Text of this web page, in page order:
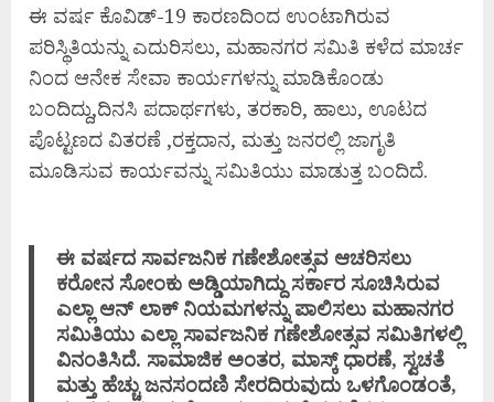
ಈ ವರ್ಷ ಕೊವಿಡ್-19 ಕಾರಣದಿಂದ ಉಂಟಾಗಿರುವ
ಪರಿಸ್ಥಿತಿಯನ್ನು ಎದುರಿಸಲು, ಮಹಾನಗರ ಸಮಿತಿ ಕಳೆದ ಮಾರ್ಚ
ನಿಂದ ಆನೇಕ ಸೇವಾ ಕಾರ್ಯಗಳನ್ನು ಮಾಡಿಕೊಂಡು
ಬಂದಿದ್ದು,ದಿನಸಿ ಪದಾರ್ಥಗಳು, ತರಕಾರಿ, ಹಾಲು, ಊಟದ
ಪೊಟ್ಟಣದ ವಿತರಣೆ ,ರಕ್ತದಾನ, ಮತ್ತು ಜನರಲ್ಲಿ ಜಾಗೃತಿ
ಮೂಡಿಸುವ ಕಾರ್ಯವನ್ನು ಸಮಿತಿಯು ಮಾಡುತ್ತ ಬಂದಿದೆ.
ಈ ವರ್ಷದ ಸಾರ್ವಜನಿಕ ಗಣೇಶೋತ್ಸವ ಆಚರಿಸಲು
ಕರೋನ ಸೋಂಕು ಅಡ್ಡಿಯಾಗಿದ್ದು ಸರ್ಕಾರ ಸೂಚಿಸಿರುವ
ಎಲ್ಲಾ ಆನ್ ಲಾಕ್ ನಿಯಮಗಳನ್ನು ಪಾಲಿಸಲು ಮಹಾನಗರ
ಸಮಿತಿಯು ಎಲ್ಲಾ ಸಾರ್ವಜನಿಕ ಗಣೇಶೋತ್ಸವ ಸಮಿತಿಗಳಲ್ಲಿ
ವಿನಂತಿಸಿದೆ. ಸಾಮಾಜಿಕ ಅಂತರ, ಮಾಸ್ಕ್ ಧಾರಣೆ, ಸ್ವಚತೆ
ಮತ್ತು ಹೆಚ್ಚು ಜನಸಂದಣಿ ಸೇರದಿರುವುದು ಒಳಗೊಂಡಂತೆ,